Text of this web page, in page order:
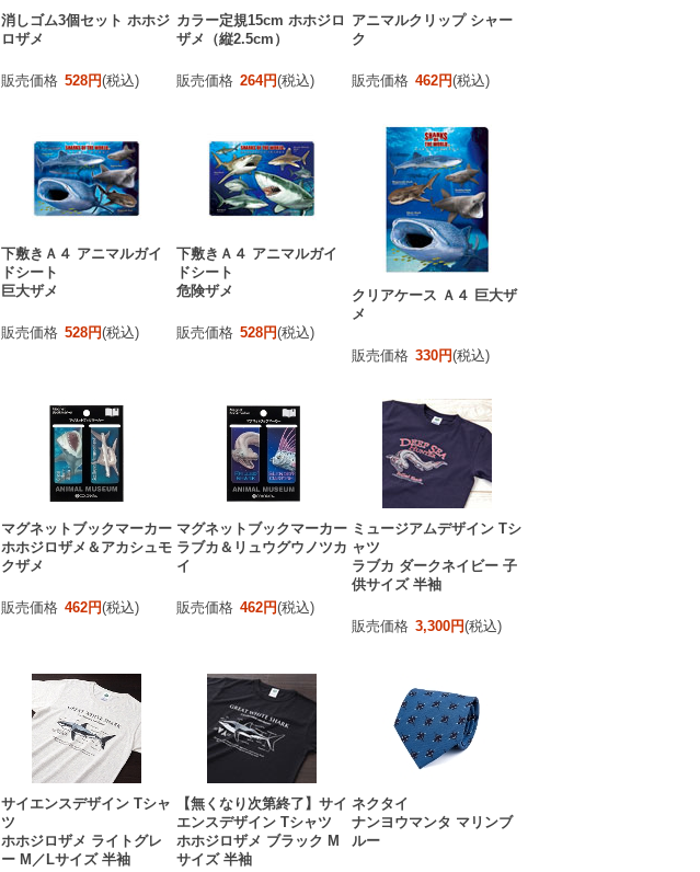
消しゴム3個セット ホホジ
ロザメ
販売価格 528円(税込)
カラー定規15cm ホホジロ
ザメ（縦2.5cm）
販売価格 264円(税込)
アニマルクリップ シャー
ク
販売価格 462円(税込)
下敷きＡ４ アニマルガイ
ドシート
巨大ザメ
販売価格 528円(税込)
下敷きＡ４ アニマルガイ
ドシート
危険ザメ
販売価格 528円(税込)
クリアケース Ａ４ 巨大ザ
メ
販売価格 330円(税込)
マグネットブックマーカー
ホホジロザメ＆アカシュモ
クザメ
販売価格 462円(税込)
マグネットブックマーカー
ラブカ＆リュウグウノツカ
イ
販売価格 462円(税込)
ミュージアムデザイン Tシ
ャツ
ラブカ ダークネイビー 子
供サイズ 半袖
販売価格 3,300円(税込)
サイエンスデザイン Tシャ
ツ
ホホジロザメ ライトグレ
ー M／Lサイズ 半袖
【無くなり次第終了】サイ
エンスデザイン Tシャツ
ホホジロザメ ブラック M
サイズ 半袖
ネクタイ
ナンヨウマンタ マリンブ
ルー